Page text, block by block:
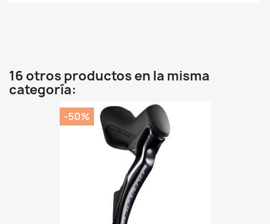
16 otros productos en la misma
categoría:
-50%